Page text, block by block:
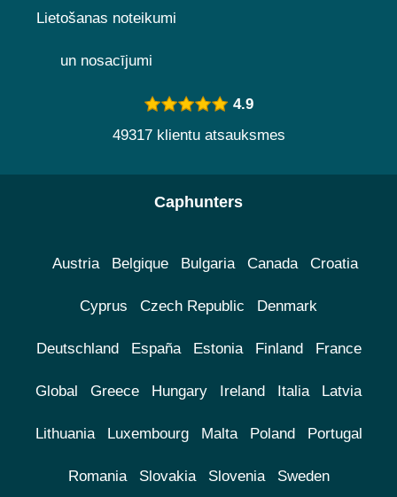
Lietošanas noteikumi
un nosacījumi
4.9
49317 klientu atsauksmes
Caphunters
Austria Belgique Bulgaria Canada Croatia
Cyprus Czech Republic Denmark
Deutschland España Estonia Finland France
Global Greece Hungary Ireland Italia Latvia
Lithuania Luxembourg Malta Poland Portugal
Romania Slovakia Slovenia Sweden